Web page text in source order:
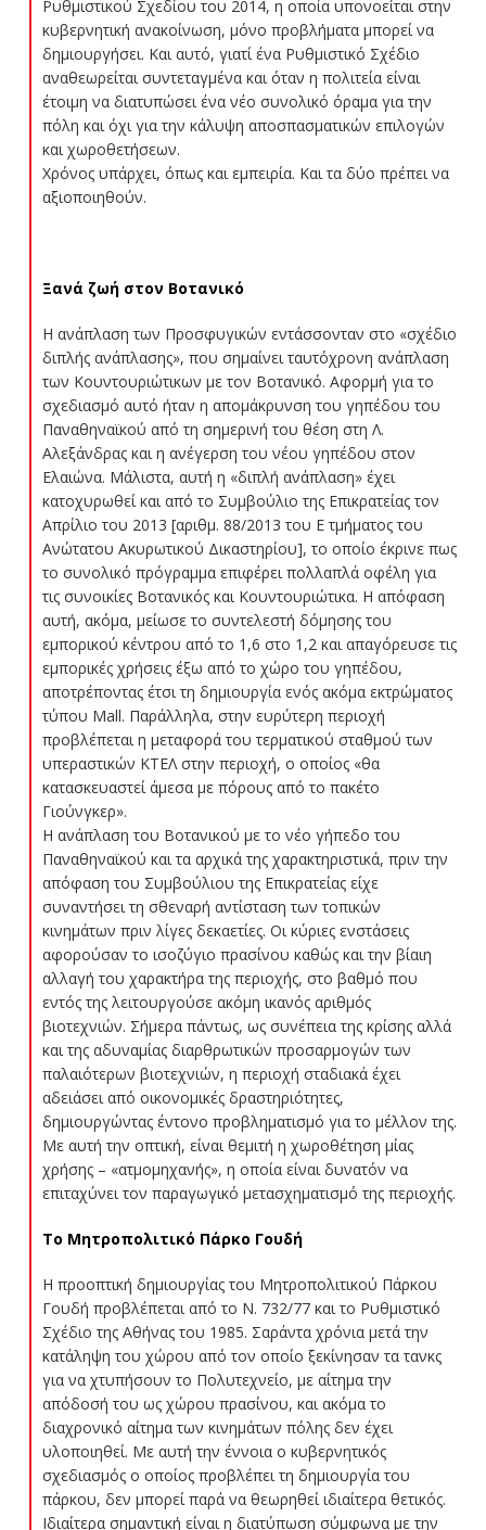
Ρυθμιστικού Σχεδίου του 2014, η οποία υπονοείται στην
κυβερνητική ανακοίνωση, μόνο προβλήματα μπορεί να
δημιουργήσει. Και αυτό, γιατί ένα Ρυθμιστικό Σχέδιο
αναθεωρείται συντεταγμένα και όταν η πολιτεία είναι
έτοιμη να διατυπώσει ένα νέο συνολικό όραμα για την
πόλη και όχι για την κάλυψη αποσπασματικών επιλογών
και χωροθετήσεων.
Χρόνος υπάρχει, όπως και εμπειρία. Και τα δύο πρέπει να
αξιοποιηθούν.
Ξανά ζωή στον Βοτανικό
Η ανάπλαση των Προσφυγικών εντάσσονταν στο «σχέδιο
διπλής ανάπλασης», που σημαίνει ταυτόχρονη ανάπλαση
των Κουντουριώτικων με τον Βοτανικό. Αφορμή για το
σχεδιασμό αυτό ήταν η απομάκρυνση του γηπέδου του
Παναθηναϊκού από τη σημερινή του θέση στη Λ.
Αλεξάνδρας και η ανέγερση του νέου γηπέδου στον
Ελαιώνα. Μάλιστα, αυτή η «διπλή ανάπλαση» έχει
κατοχυρωθεί και από το Συμβούλιο της Επικρατείας τον
Απρίλιο του 2013 [αριθμ. 88/2013 του Ε τμήματος του
Ανώτατου Ακυρωτικού Δικαστηρίου], το οποίο έκρινε πως
το συνολικό πρόγραμμα επιφέρει πολλαπλά οφέλη για
τις συνοικίες Βοτανικός και Κουντουριώτικα. Η απόφαση
αυτή, ακόμα, μείωσε το συντελεστή δόμησης του
εμπορικού κέντρου από το 1,6 στο 1,2 και απαγόρευσε τις
εμπορικές χρήσεις έξω από το χώρο του γηπέδου,
αποτρέποντας έτσι τη δημιουργία ενός ακόμα εκτρώματος
τύπου Mall. Παράλληλα, στην ευρύτερη περιοχή
προβλέπεται η μεταφορά του τερματικού σταθμού των
υπεραστικών ΚΤΕΛ στην περιοχή, ο οποίος «θα
κατασκευαστεί άμεσα με πόρους από το πακέτο
Γιούνγκερ».
Η ανάπλαση του Βοτανικού με το νέο γήπεδο του
Παναθηναϊκού και τα αρχικά της χαρακτηριστικά, πριν την
απόφαση του Συμβούλιου της Επικρατείας είχε
συναντήσει τη σθεναρή αντίσταση των τοπικών
κινημάτων πριν λίγες δεκαετίες. Οι κύριες ενστάσεις
αφορούσαν το ισοζύγιο πρασίνου καθώς και την βίαιη
αλλαγή του χαρακτήρα της περιοχής, στο βαθμό που
εντός της λειτουργούσε ακόμη ικανός αριθμός
βιοτεχνιών. Σήμερα πάντως, ως συνέπεια της κρίσης αλλά
και της αδυναμίας διαρθρωτικών προσαρμογών των
παλαιότερων βιοτεχνιών, η περιοχή σταδιακά έχει
αδειάσει από οικονομικές δραστηριότητες,
δημιουργώντας έντονο προβληματισμό για το μέλλον της.
Με αυτή την οπτική, είναι θεμιτή η χωροθέτηση μίας
χρήσης – «ατμομηχανής», η οποία είναι δυνατόν να
επιταχύνει τον παραγωγικό μετασχηματισμό της περιοχής.
Το Μητροπολιτικό Πάρκο Γουδή
Η προοπτική δημιουργίας του Μητροπολιτικού Πάρκου
Γουδή προβλέπεται από το Ν. 732/77 και το Ρυθμιστικό
Σχέδιο της Αθήνας του 1985. Σαράντα χρόνια μετά την
κατάληψη του χώρου από τον οποίο ξεκίνησαν τα τανκς
για να χτυπήσουν το Πολυτεχνείο, με αίτημα την
απόδοσή του ως χώρου πρασίνου, και ακόμα το
διαχρονικό αίτημα των κινημάτων πόλης δεν έχει
υλοποιηθεί. Με αυτή την έννοια ο κυβερνητικός
σχεδιασμός ο οποίος προβλέπει τη δημιουργία του
πάρκου, δεν μπορεί παρά να θεωρηθεί ιδιαίτερα θετικός.
Ιδιαίτερα σημαντική είναι η διατύπωση σύμφωνα με την